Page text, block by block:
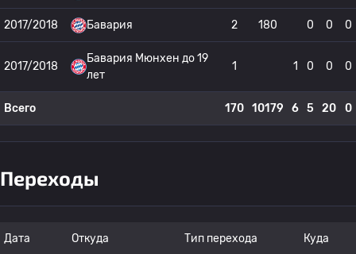
2017/2018 Бавария 2 180 0 0 0
2017/2018
Бавария Мюнхен до 19
лет
1 1 0 0 0
Всего 170 10179 6 5 20 0
Переходы
Дата Откуда Тип перехода Куда